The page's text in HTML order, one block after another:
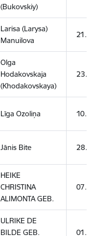
(Bukovskiy)
Larisa (Larysa)
Manuilova
Olga
Hodakovskaja
(Khodakovskaya)
Līga Ozoliņa
Jānis Bite
HEIKE
CHRISTINA
ALIMONTA GEB.
ULRIKE DE
BILDE GEB.